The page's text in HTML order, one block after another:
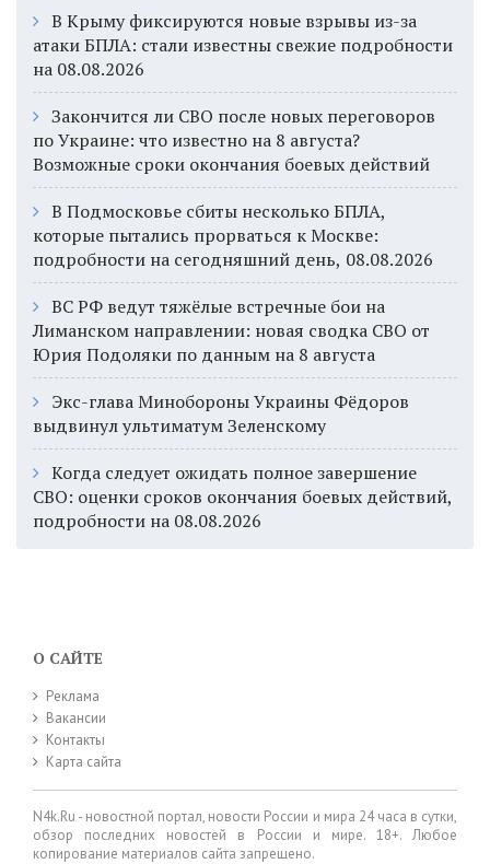
В Крыму фиксируются новые взрывы из-за
атаки БПЛА: стали известны свежие подробности
на 08.08.2026
Закончится ли СВО после новых переговоров
по Украине: что известно на 8 августа?
Возможные сроки окончания боевых действий
В Подмосковье сбиты несколько БПЛА,
которые пытались прорваться к Москве:
подробности на сегодняшний день, 08.08.2026
ВС РФ ведут тяжёлые встречные бои на
Лиманском направлении: новая сводка СВО от
Юрия Подоляки по данным на 8 августа
Экс-глава Минобороны Украины Фёдоров
выдвинул ультиматум Зеленскому
Когда следует ожидать полное завершение
СВО: оценки сроков окончания боевых действий,
подробности на 08.08.2026
О САЙТЕ
Реклама
Вакансии
Контакты
Карта сайта
N4k.Ru - новостной портал, новости России и мира 24 часа в сутки,
обзор последних новостей в России и мире. 18+. Любое
копирование материалов сайта запрещено.